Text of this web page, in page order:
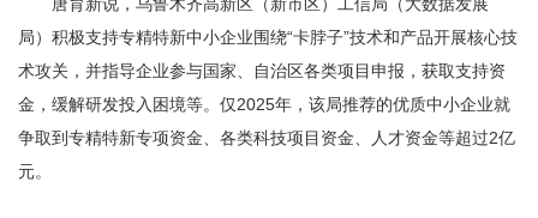
局）积极支持专精特新中小企业围绕“卡脖子”技术和产品开展核心技
术攻关，并指导企业参与国家、自治区各类项目申报，获取支持资
金，缓解研发投入困境等。仅2025年，该局推荐的优质中小企业就
争取到专精特新专项资金、各类科技项目资金、人才资金等超过2亿
元。